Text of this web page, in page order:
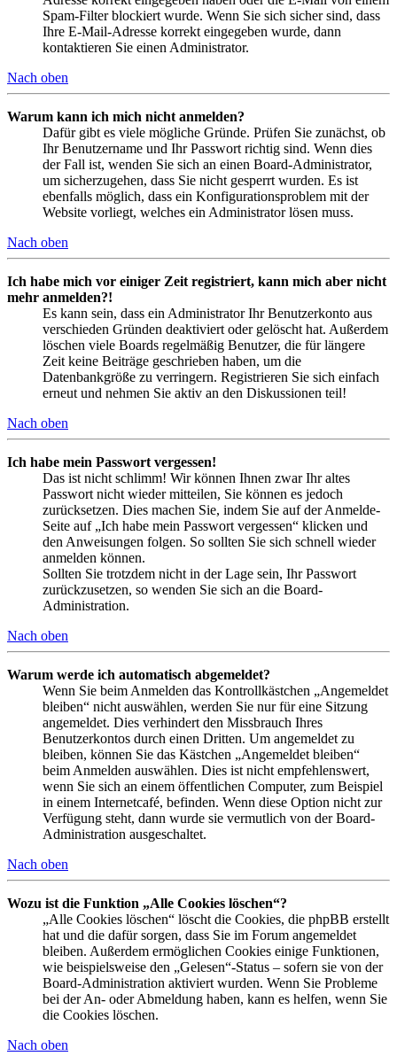
Spam-Filter blockiert wurde. Wenn Sie sich sicher sind, dass
Ihre E-Mail-Adresse korrekt eingegeben wurde, dann
kontaktieren Sie einen Administrator.
Nach oben
Warum kann ich mich nicht anmelden?
Dafür gibt es viele mögliche Gründe. Prüfen Sie zunächst, ob
Ihr Benutzername und Ihr Passwort richtig sind. Wenn dies
der Fall ist, wenden Sie sich an einen Board-Administrator,
um sicherzugehen, dass Sie nicht gesperrt wurden. Es ist
ebenfalls möglich, dass ein Konfigurationsproblem mit der
Website vorliegt, welches ein Administrator lösen muss.
Nach oben
Ich habe mich vor einiger Zeit registriert, kann mich aber nicht
mehr anmelden?!
Es kann sein, dass ein Administrator Ihr Benutzerkonto aus
verschieden Gründen deaktiviert oder gelöscht hat. Außerdem
löschen viele Boards regelmäßig Benutzer, die für längere
Zeit keine Beiträge geschrieben haben, um die
Datenbankgröße zu verringern. Registrieren Sie sich einfach
erneut und nehmen Sie aktiv an den Diskussionen teil!
Nach oben
Ich habe mein Passwort vergessen!
Das ist nicht schlimm! Wir können Ihnen zwar Ihr altes
Passwort nicht wieder mitteilen, Sie können es jedoch
zurücksetzen. Dies machen Sie, indem Sie auf der Anmelde-
Seite auf „Ich habe mein Passwort vergessen“ klicken und
den Anweisungen folgen. So sollten Sie sich schnell wieder
anmelden können.
Sollten Sie trotzdem nicht in der Lage sein, Ihr Passwort
zurückzusetzen, so wenden Sie sich an die Board-
Administration.
Nach oben
Warum werde ich automatisch abgemeldet?
Wenn Sie beim Anmelden das Kontrollkästchen „Angemeldet
bleiben“ nicht auswählen, werden Sie nur für eine Sitzung
angemeldet. Dies verhindert den Missbrauch Ihres
Benutzerkontos durch einen Dritten. Um angemeldet zu
bleiben, können Sie das Kästchen „Angemeldet bleiben“
beim Anmelden auswählen. Dies ist nicht empfehlenswert,
wenn Sie sich an einem öffentlichen Computer, zum Beispiel
in einem Internetcafé, befinden. Wenn diese Option nicht zur
Verfügung steht, dann wurde sie vermutlich von der Board-
Administration ausgeschaltet.
Nach oben
Wozu ist die Funktion „Alle Cookies löschen“?
„Alle Cookies löschen“ löscht die Cookies, die phpBB erstellt
hat und die dafür sorgen, dass Sie im Forum angemeldet
bleiben. Außerdem ermöglichen Cookies einige Funktionen,
wie beispielsweise den „Gelesen“-Status – sofern sie von der
Board-Administration aktiviert wurden. Wenn Sie Probleme
bei der An- oder Abmeldung haben, kann es helfen, wenn Sie
die Cookies löschen.
Nach oben